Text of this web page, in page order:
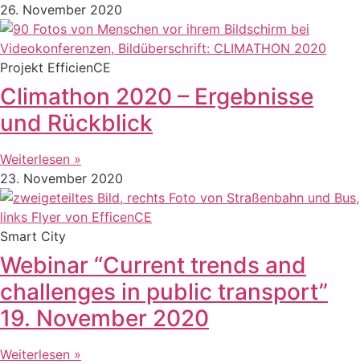
26. November 2020
Projekt EfficienCE
Climathon 2020 – Ergebnisse
und Rückblick
Weiterlesen »
23. November 2020
Smart City
Webinar “Current trends and
challenges in public transport”
19. November 2020
Weiterlesen »